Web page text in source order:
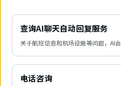
查询AI聊天自动回复服务
关于航班信息和机场设施等问题，AI会
电话咨询